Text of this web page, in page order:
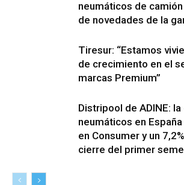
neumáticos de
de novedades de la
Tiresur: “Estamos
de crecimiento en el
marcas Premium”
Distripool de ADINE:
neumáticos en
en Consumer y un
cierre del primer